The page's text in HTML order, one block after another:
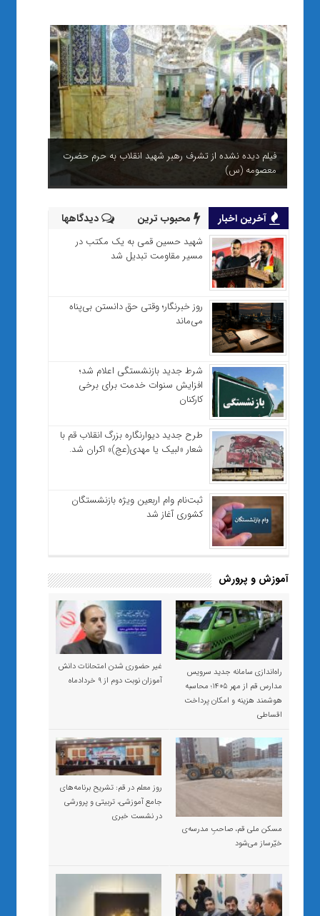
فیلم دیده نشده از تشرف رهبر شهید انقلاب به حرم حضرت
معصومه (س)
آخرین اخبار محبوب ترین دیدگاهها
شهید حسین قمی به یک مکتب در
مسیر مقاومت تبدیل شد
روز خبرنگار؛ وقتی حق دانستن بی‌پناه
می‌ماند
شرط جدید بازنشستگی اعلام شد؛
افزایش سنوات خدمت برای برخی
کارکنان
طرح جدید دیوارنگاره بزرگ انقلاب قم با
شعار «لبیک یا مهدی(عج)» اکران شد.
ثبت‌نام وام اربعین ویژه بازنشستگان
کشوری آغاز شد
آموزش و پرورش
راه‌اندازی سامانه جدید سرویس
مدارس قم از مهر ۱۴۰۵؛ محاسبه
هوشمند هزینه و امکان پرداخت
اقساطی
غیر حضوری شدن امتحانات دانش
آموزان نوبت دوم از ۹ خردادماه
مسکن ملی قم، صاحبِ مدرسه‌ی
خیّرساز می‌شود
روز معلم در قم: تشریح برنامه‌های
جامع آموزشی، تربیتی و پرورشی
در نشست خبری